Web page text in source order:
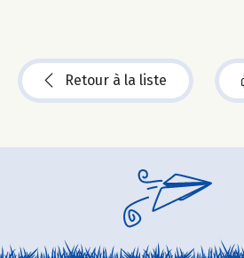
Retour à la liste